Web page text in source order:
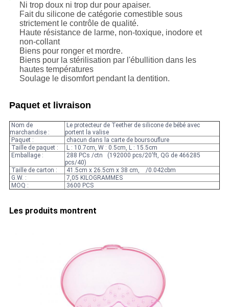
Ni trop doux ni trop dur pour apaiser.
Fait du silicone de catégorie comestible sous
strictement le contrôle de qualité.
Haute résistance de larme, non-toxique, inodore et
non-collant
Biens pour ronger et mordre.
Biens pour la stérilisation par l'ébullition dans les
hautes températures
Soulage le disomfort pendant la dentition.
Paquet et livraison
Nom de
marchandise :
Le protecteur de Teether de silicone de bébé avec
portent la valise
Paquet :
chacun dans la carte de boursouflure
Taille de paquet :
L : 10.7cm, W : 0.5cm, L : 15.5cm
Emballage :
288 PCs /ctn (192000 pcs/20'ft, QG de 466285
pcs/40)
Taille de carton :
41.5cm x 26.5cm x 38 cm, /0.042cbm
G.W. :
7,05 KILOGRAMMES
MOQ :
3600 PCS
Les produits montrent